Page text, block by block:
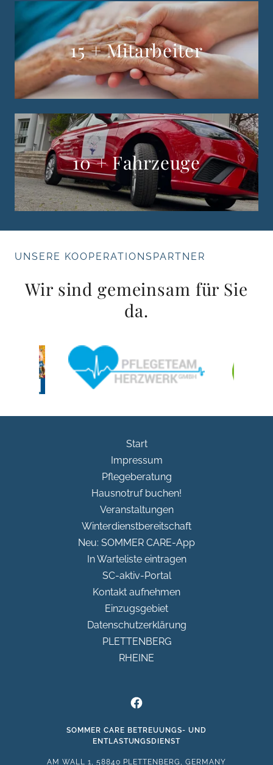
15 + Mitarbeiter
10 + Fahrzeuge
UNSERE KOOPERATIONSPARTNER
Wir sind gemeinsam für Sie
da.
Start
Impressum
Pflegeberatung
Hausnotruf buchen!
Veranstaltungen
Winterdienstbereitschaft
Neu: SOMMER CARE-App
In Warteliste eintragen
SC-aktiv-Portal
Kontakt aufnehmen
Einzugsgebiet
Datenschutzerklärung
PLETTENBERG
RHEINE
SOMMER CARE BETREUUNGS- UND
ENTLASTUNGSDIENST
AM WALL 1, 58840 PLETTENBERG, GERMANY